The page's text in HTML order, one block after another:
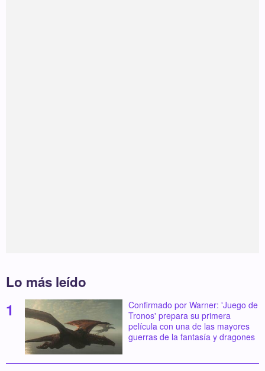
Lo más leído
Confirmado por Warner: 'Juego de
Tronos' prepara su primera
película con una de las mayores
guerras de la fantasía y dragones